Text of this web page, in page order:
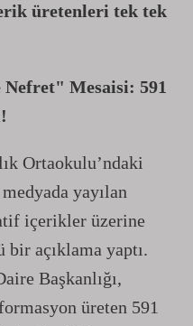
üretenleri tek tek
Mesaisi: 591
Ortaokulu’ndaki
medyada yayılan
içerikler üzerine
açıklama yaptı.
Başkanlığı,
üreten 591